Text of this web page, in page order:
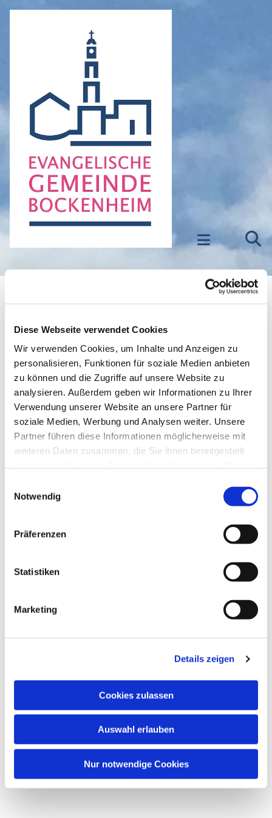
Diese Webseite verwendet Cookies
Wir verwenden Cookies, um Inhalte und Anzeigen zu
personalisieren, Funktionen für soziale Medien anbieten
zu können und die Zugriffe auf unsere Website zu
analysieren. Außerdem geben wir Informationen zu Ihrer
Verwendung unserer Website an unsere Partner für
soziale Medien, Werbung und Analysen weiter. Unsere
Partner führen diese Informationen möglicherweise mit
weiteren Daten zusammen, die Sie ihnen bereitgestellt
Notwendig
Präferenzen
Statistiken
Marketing
Details zeigen
Cookies zulassen
Auswahl erlauben
Nur notwendige Cookies
Donnerstag, 24. Juni 2027, 17:30 Uhr
Friedenskirche, Frankenallee 150,